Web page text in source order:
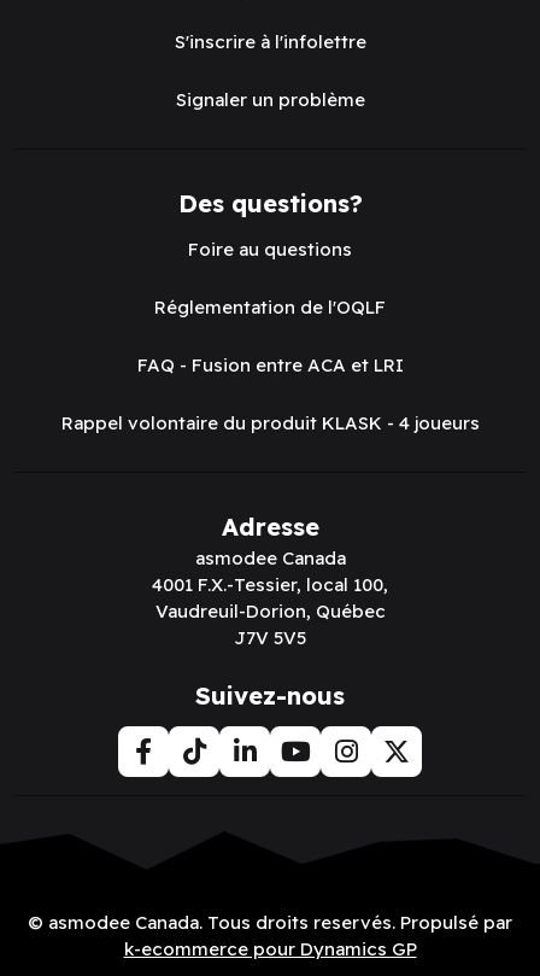
S'inscrire à l'infolettre
Signaler un problème
Des questions?
Foire au questions
Réglementation de l'OQLF
FAQ - Fusion entre ACA et LRI
Rappel volontaire du produit KLASK - 4 joueurs
Adresse
asmodee Canada
4001 F.X.-Tessier, local 100,
Vaudreuil-Dorion, Québec
J7V 5V5
Suivez-nous
© asmodee Canada. Tous droits reservés. Propulsé par
k-ecommerce pour Dynamics GP